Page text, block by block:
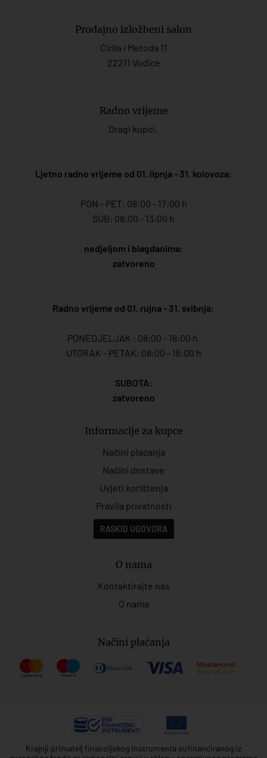
Prodajno izložbeni salon
Ćirila i Metoda 11
22211 Vodice
Radno vrijeme
Dragi kupci,
Ljetno radno vrijeme od 01. lipnja - 31. kolovoza:
PON - PET: 08:00 - 17:00 h
SUB: 08:00 - 13:00 h
nedjeljom i blagdanima:
zatvoreno
Radno vrijeme od 01. rujna - 31. svibnja:
PONEDJELJAK : 08:00 - 18:00 h
UTORAK - PETAK: 08:00 - 16:00 h
SUBOTA:
zatvoreno
Informacije za kupce
Načini plaćanja
Načini dostave
Uvjeti korištenja
Pravila privatnosti
RASKID UGOVORA
O nama
Kontaktirajte nas
O nama
Načini plaćanja
Krajnji primatelj financijskog instrumenta sufinanciranog iz